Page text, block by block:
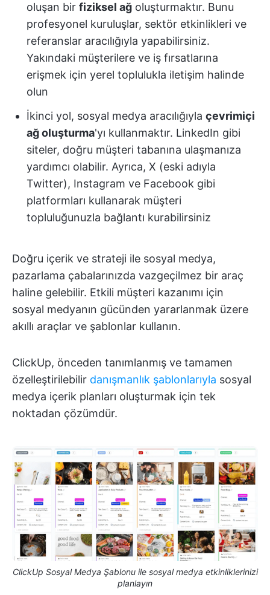
oluşan bir fiziksel ağ oluşturmaktır. Bunu
profesyonel kuruluşlar, sektör etkinlikleri ve
referanslar aracılığıyla yapabilirsiniz.
Yakındaki müşterilere ve iş fırsatlarına
erişmek için yerel toplulukla iletişim halinde
olun
İkinci yol, sosyal medya aracılığıyla çevrimiçi
ağ oluşturma'yı kullanmaktır. LinkedIn gibi
siteler, doğru müşteri tabanına ulaşmanıza
yardımcı olabilir. Ayrıca, X (eski adıyla
Twitter), Instagram ve Facebook gibi
platformları kullanarak müşteri
topluluğunuzla bağlantı kurabilirsiniz
Doğru içerik ve strateji ile sosyal medya,
pazarlama çabalarınızda vazgeçilmez bir araç
haline gelebilir. Etkili müşteri kazanımı için
sosyal medyanın gücünden yararlanmak üzere
akıllı araçlar ve şablonlar kullanın.
ClickUp, önceden tanımlanmış ve tamamen
özelleştirilebilir danışmanlık şablonlarıyla sosyal
medya içerik planları oluşturmak için tek
noktadan çözümdür.
ClickUp Sosyal Medya Şablonu ile sosyal medya etkinliklerinizi
planlayın